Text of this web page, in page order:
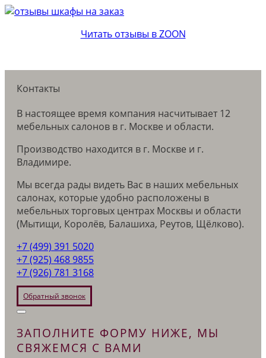
Читать отзывы в ZOON
Контакты
В настоящее время компания насчитывает 12
мебельных салонов в г. Москве и области.
Производство находится в г. Москве и г.
Владимире.
Мы всегда рады видеть Вас в наших мебельных
салонах, которые удобно расположены в
мебельных торговых центрах Москвы и области
(Мытищи, Королёв, Балашиха, Реутов, Щёлково).
+7 (499) 391 5020
+7 (925) 468 9855
+7 (926) 781 3168
Обратный звонок
ЗАПОЛНИТЕ ФОРМУ НИЖЕ, МЫ
СВЯЖЕМСЯ С ВАМИ